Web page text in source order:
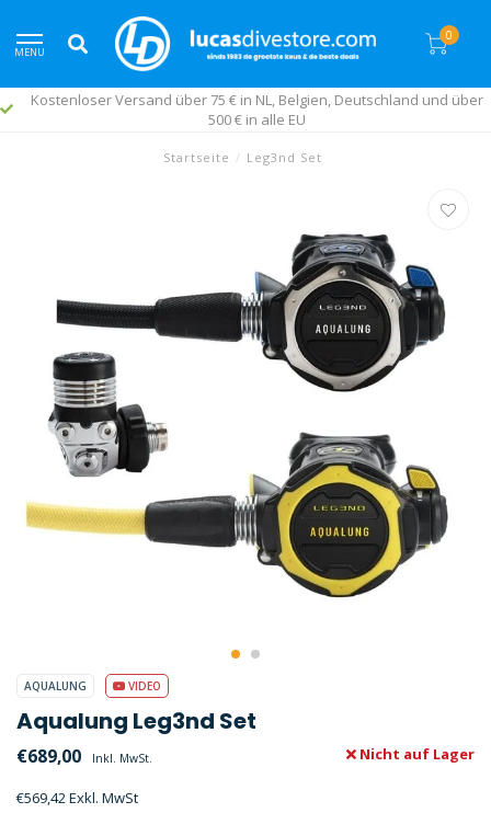
MENU
0
Kostenloser Versand über 75 € in NL, Belgien, Deutschland und über
500 € in alle EU
Startseite / Leg3nd Set
AQUALUNG VIDEO
Aqualung Leg3nd Set
€689,00 Inkl. MwSt.
€569,42 Exkl. MwSt
Nicht auf Lager